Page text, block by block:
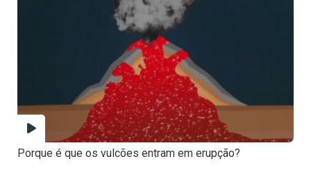
Porque é que os vulcões entram em erupção?